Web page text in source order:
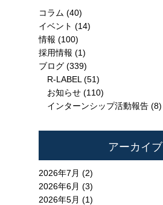
コラム (40)
イベント (14)
情報 (100)
採用情報 (1)
ブログ (339)
R-LABEL (51)
お知らせ (110)
インターンシップ活動報告 (8)
アーカイブ
2026年7月 (2)
2026年6月 (3)
2026年5月 (1)